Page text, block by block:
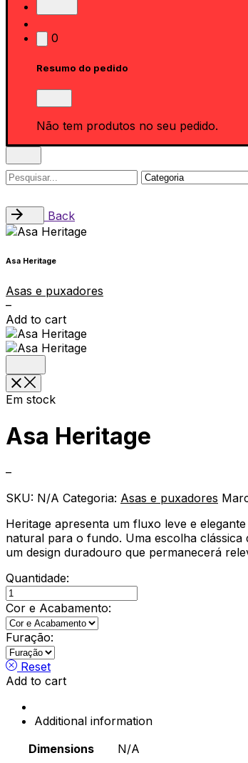
0
Resumo do pedido
Não tem produtos no seu pedido.
Search
for
Back
Asa Heritage
Asas e puxadores
–
Add to cart
Em stock
Asa Heritage
–
SKU: N/A Categoria: Asas e puxadores
Heritage apresenta um fluxo leve e
natural para o fundo. Uma escolha
um design duradouro que permanecerá
Quantidade:
Asa
Heritage
quantity
Cor e Acabamento:
Furação:
Reset
Add to cart
Additional information
Dimensions
N/A